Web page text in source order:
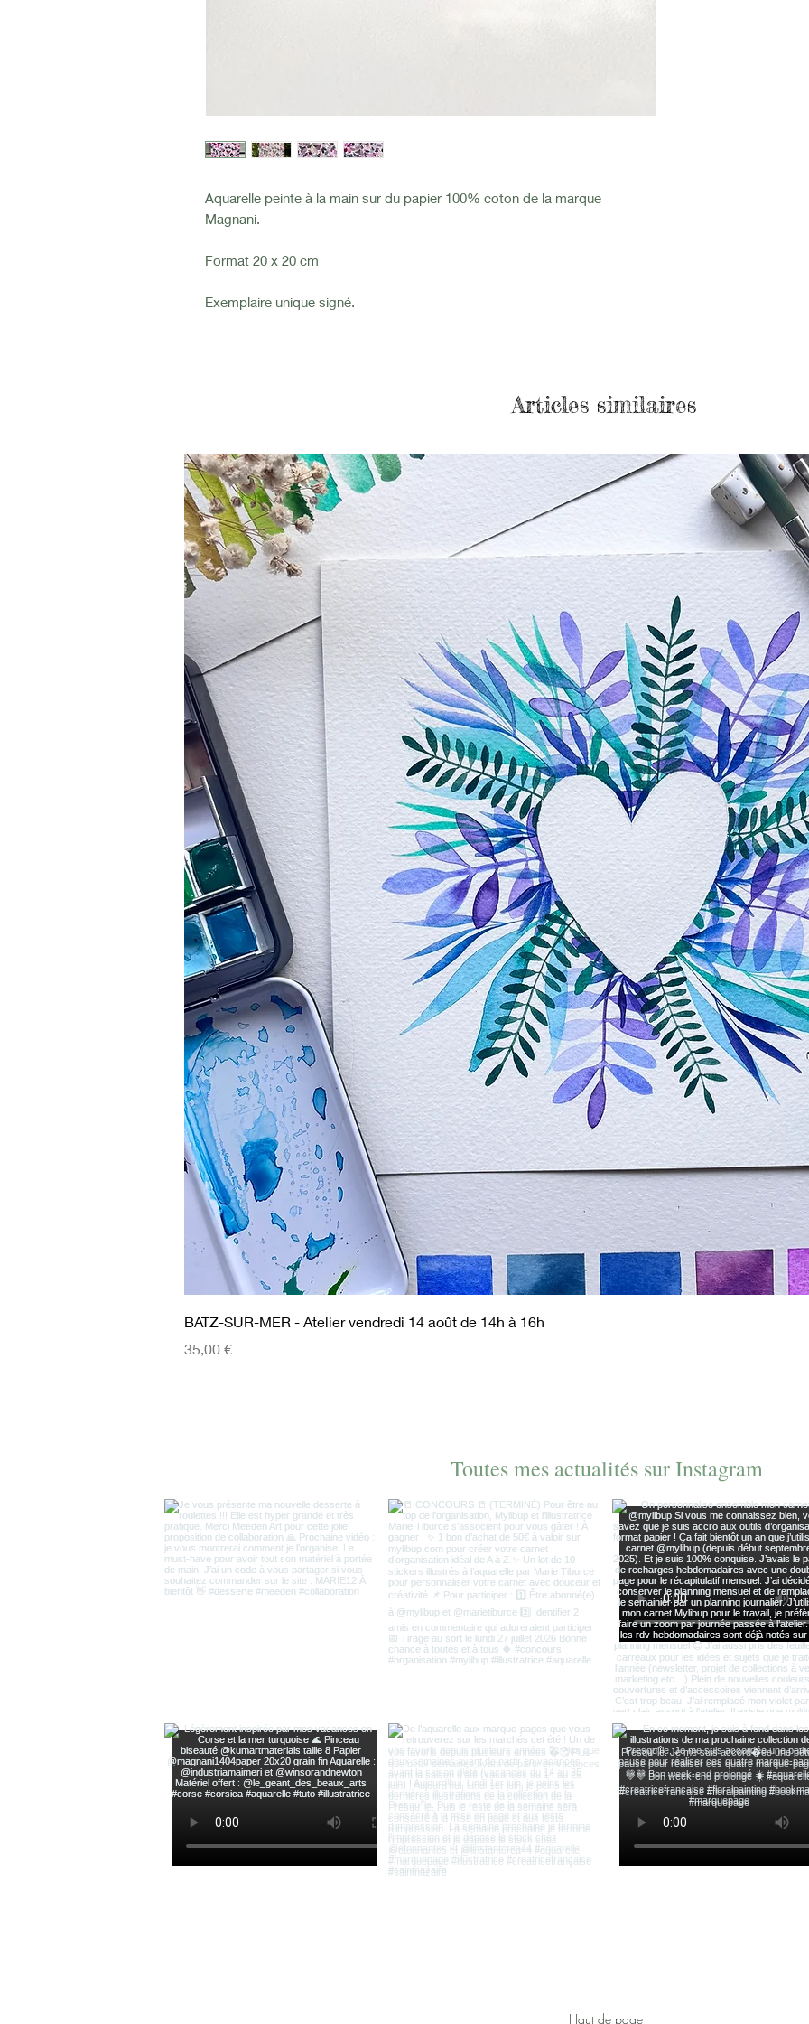
Aquarelle peinte à la main sur du papier 100% coton de la marque
Magnani.
Format 20 x 20 cm
Exemplaire unique signé.
Articles similaires
BATZ-SUR-MER - Atelier vendredi 14 août de 14h à 16h
Prix
35,00 €
Toutes mes actualités sur Instagram
Haut de page